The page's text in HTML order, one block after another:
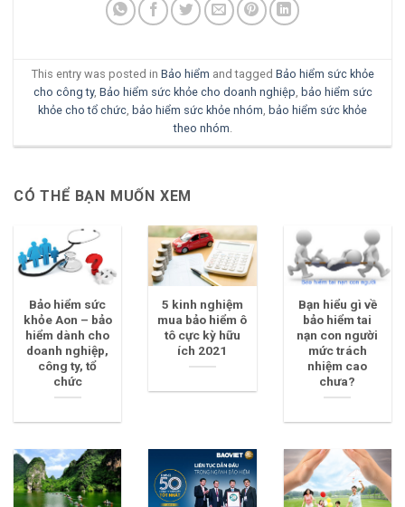
This entry was posted in Bảo hiểm and tagged Bảo hiểm sức khỏe
cho công ty, Bảo hiểm sức khỏe cho doanh nghiệp, bảo hiểm sức
khỏe cho tổ chức, bảo hiểm sức khỏe nhóm, bảo hiểm sức khỏe
theo nhóm.
CÓ THỂ BẠN MUỐN XEM
Bảo hiểm sức
khỏe Aon – bảo
hiểm dành cho
doanh nghiệp,
công ty, tổ
chức
5 kinh nghiệm
mua bảo hiểm ô
tô cực kỳ hữu
ích 2021
Bạn hiểu gì về
bảo hiểm tai
nạn con người
mức trách
nhiệm cao
chưa?